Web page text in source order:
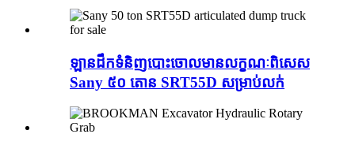
ឡានដឹកទំនិញបោះចោលមានលក្ខណៈពិសេស
Sany ៥០ តោន SRT55D សម្រាប់លក់